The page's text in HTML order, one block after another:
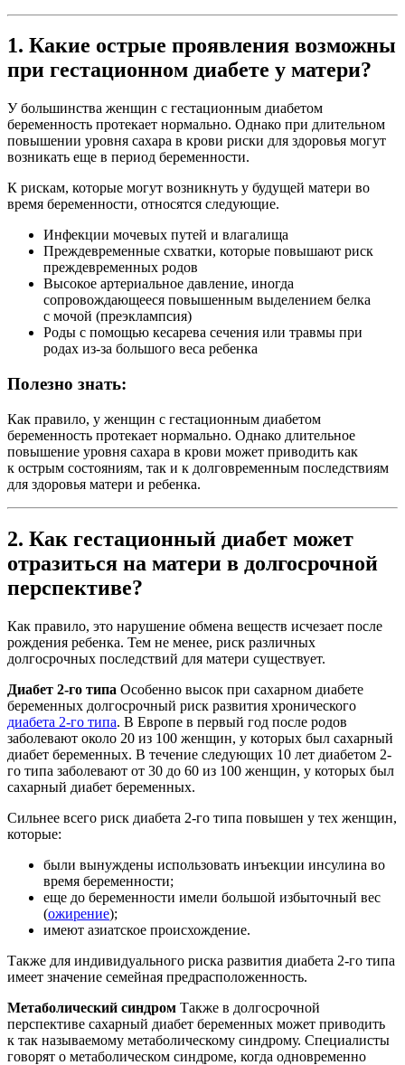
1. Какие острые проявления возможны
при гестационном диабете у матери?
У большинства женщин с гестационным диабетом
беременность протекает нормально. Однако при длительном
повышении уровня сахара в крови риски для здоровья могут
возникать еще в период беременности.
К рискам, которые могут возникнуть у будущей матери во
время беременности, относятся следующие.
Инфекции мочевых путей и влагалища
Преждевременные схватки, которые повышают риск
преждевременных родов
Высокое артериальное давление, иногда
сопровождающееся повышенным выделением белка
с мочой (преэклампсия)
Роды с помощью кесарева сечения или травмы при
родах из-за большого веса ребенка
Полезно знать:
Как правило, у женщин с гестационным диабетом
беременность протекает нормально. Однако длительное
повышение уровня сахара в крови может приводить как
к острым состояниям, так и к долговременным последствиям
для здоровья матери и ребенка.
2. Как гестационный диабет может
отразиться на матери в долгосрочной
перспективе?
Как правило, это нарушение обмена веществ исчезает после
рождения ребенка. Тем не менее, риск различных
долгосрочных последствий для матери существует.
Диабет 2-го типа Особенно высок при сахарном диабете
беременных долгосрочный риск развития хронического
диабета 2-го типа. В Европе в первый год после родов
заболевают около 20 из 100 женщин, у которых был сахарный
диабет беременных. В течение следующих 10 лет диабетом 2-
го типа заболевают от 30 до 60 из 100 женщин, у которых был
сахарный диабет беременных.
Сильнее всего риск диабета 2-го типа повышен у тех женщин,
которые:
были вынуждены использовать инъекции инсулина во
время беременности;
еще до беременности имели большой избыточный вес
(ожирение);
имеют азиатское происхождение.
Также для индивидуального риска развития диабета 2-го типа
имеет значение семейная предрасположенность.
Метаболический синдром Также в долгосрочной
перспективе сахарный диабет беременных может приводить
к так называемому метаболическому синдрому. Специалисты
говорят о метаболическом синдроме, когда одновременно